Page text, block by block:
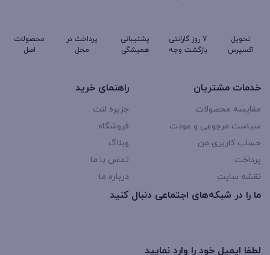
تحویل
اکسپرس
7 روز گارانتی
بازگشت وجه
پشتیبانی
همیشگی
پرداخت در
محل
محصولات
اصل
خدمات مشتریان
مقایسه محصولات
سیاست مرجوعی و عودت
حساب کاربری من
پرداخت
نقشه سایت
راهنمای خرید
جزیره لنت
فروشگاه
وبلاگ
تماس با ما
درباره ما
ما را در شبکه‌های اجتماعی دنبال کنید
لطفا ایمیل خود را وارد نمایید